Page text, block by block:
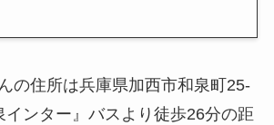
の住所は兵庫県加西市和泉町25-
インター』バスより徒歩26分の距